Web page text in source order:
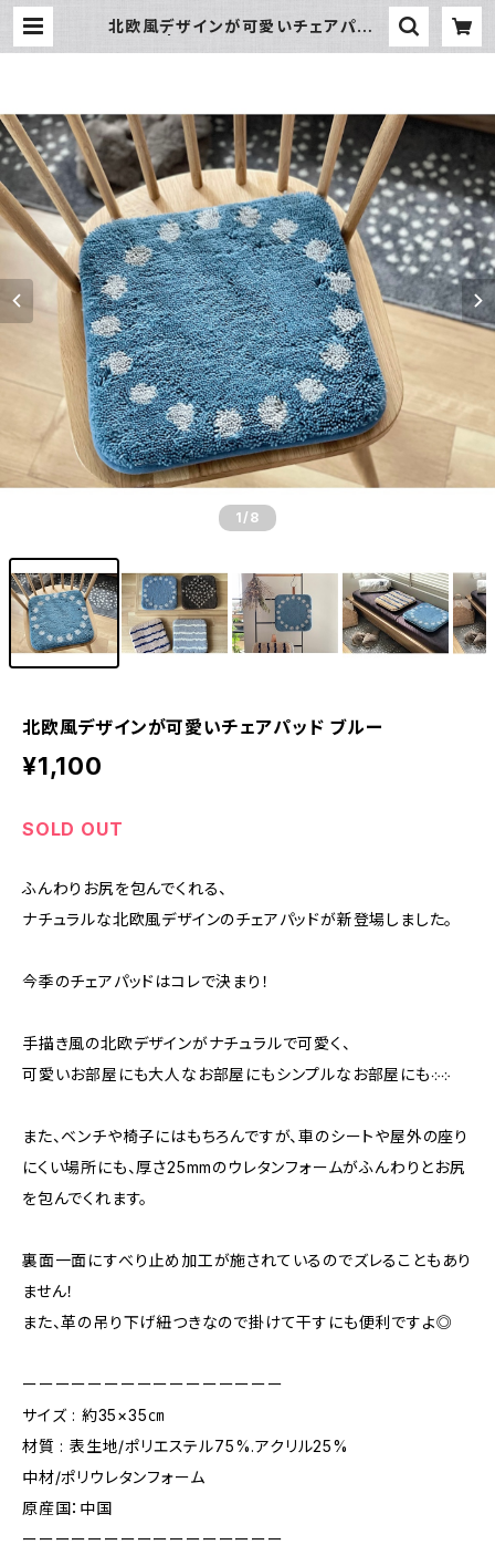
北欧風デザインが可愛いチェアパッド
1 /8
北欧風デザインが可愛いチェアパッド ブルー
¥1,100
SOLD OUT
ふんわりお尻を包んでくれる、
ナチュラルな北欧風デザインのチェアパッドが新登場しました。
今季のチェアパッドはコレで決まり！
手描き風の北欧デザインがナチュラルで可愛く、
可愛いお部屋にも大人なお部屋にもシンプルなお部屋にも܀܀
また、ベンチや椅子にはもちろんですが、車のシートや屋外の座り
にくい場所にも、厚さ25mmのウレタンフォームがふんわりとお尻
を包んでくれます。
裏面一面にすべり止め加工が施されているのでズレることもあり
ません！
また、革の吊り下げ紐つきなので掛けて干すにも便利ですよ◎
ーーーーーーーーーーーーーーーー
サイズ : 約35×35㎝
材質 : 表生地/ポリエステル75%.アクリル25%
中材/ポリウレタンフォーム
原産国：中国
ーーーーーーーーーーーーーーーー